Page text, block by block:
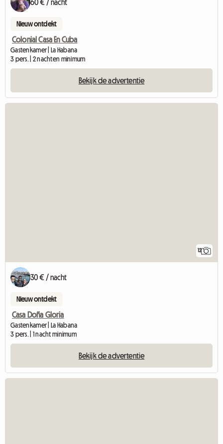
60 € / nacht
Nieuw ontdekt
Colonial Casa En Cuba
Gastenkamer | La Habana
3 pers. | 2 nachten minimum
Bekijk de advertentie
12
30 € / nacht
Nieuw ontdekt
Casa Doña Gloria
Gastenkamer | La Habana
3 pers. | 1 nacht minimum
Bekijk de advertentie